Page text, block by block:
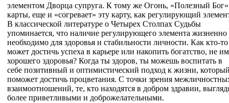
элементом Дворца супруга. К тому же Огонь, «Полезный Бог»
карты, еще и «согревает» эту карту, как регулирующий
В классической литературе о Четырех Столпах Судьбы
упоминается, что наличие регулирующего элемента жизненно
необходимо для здоровья и стабильности личности. Как кто-то
может достичь успеха в карьере или накопить богатство, не
хорошего здоровья? Когда ты здоров, ты можешь воспитать в
себе позитивный и оптимистический подход к жизни,
поможет достичь процветания. С точки зрения
взаимоотношений, те, кто находятся в добром здравии,
более приветливыми и доброжелательными.